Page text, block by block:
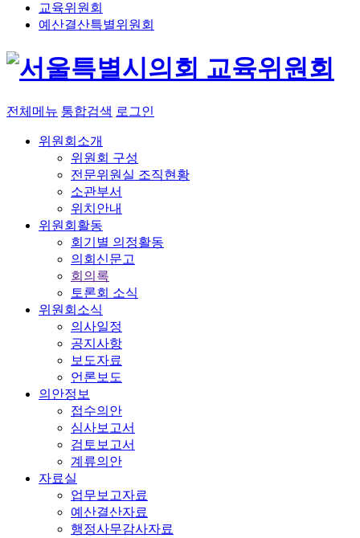
교육위원회
예산결산특별위원회
교육위원회
전체메뉴 통합검색 로그인
위원회소개
위원회 구성
전문위원실 조직현황
소관부서
위치안내
위원회활동
회기별 의정활동
의회신문고
회의록
토론회 소식
위원회소식
의사일정
공지사항
보도자료
언론보도
의안정보
접수의안
심사보고서
검토보고서
계류의안
자료실
업무보고자료
예산결산자료
행정사무감사자료